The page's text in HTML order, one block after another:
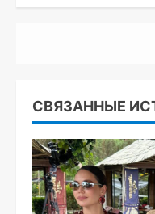
СВЯЗАННЫЕ